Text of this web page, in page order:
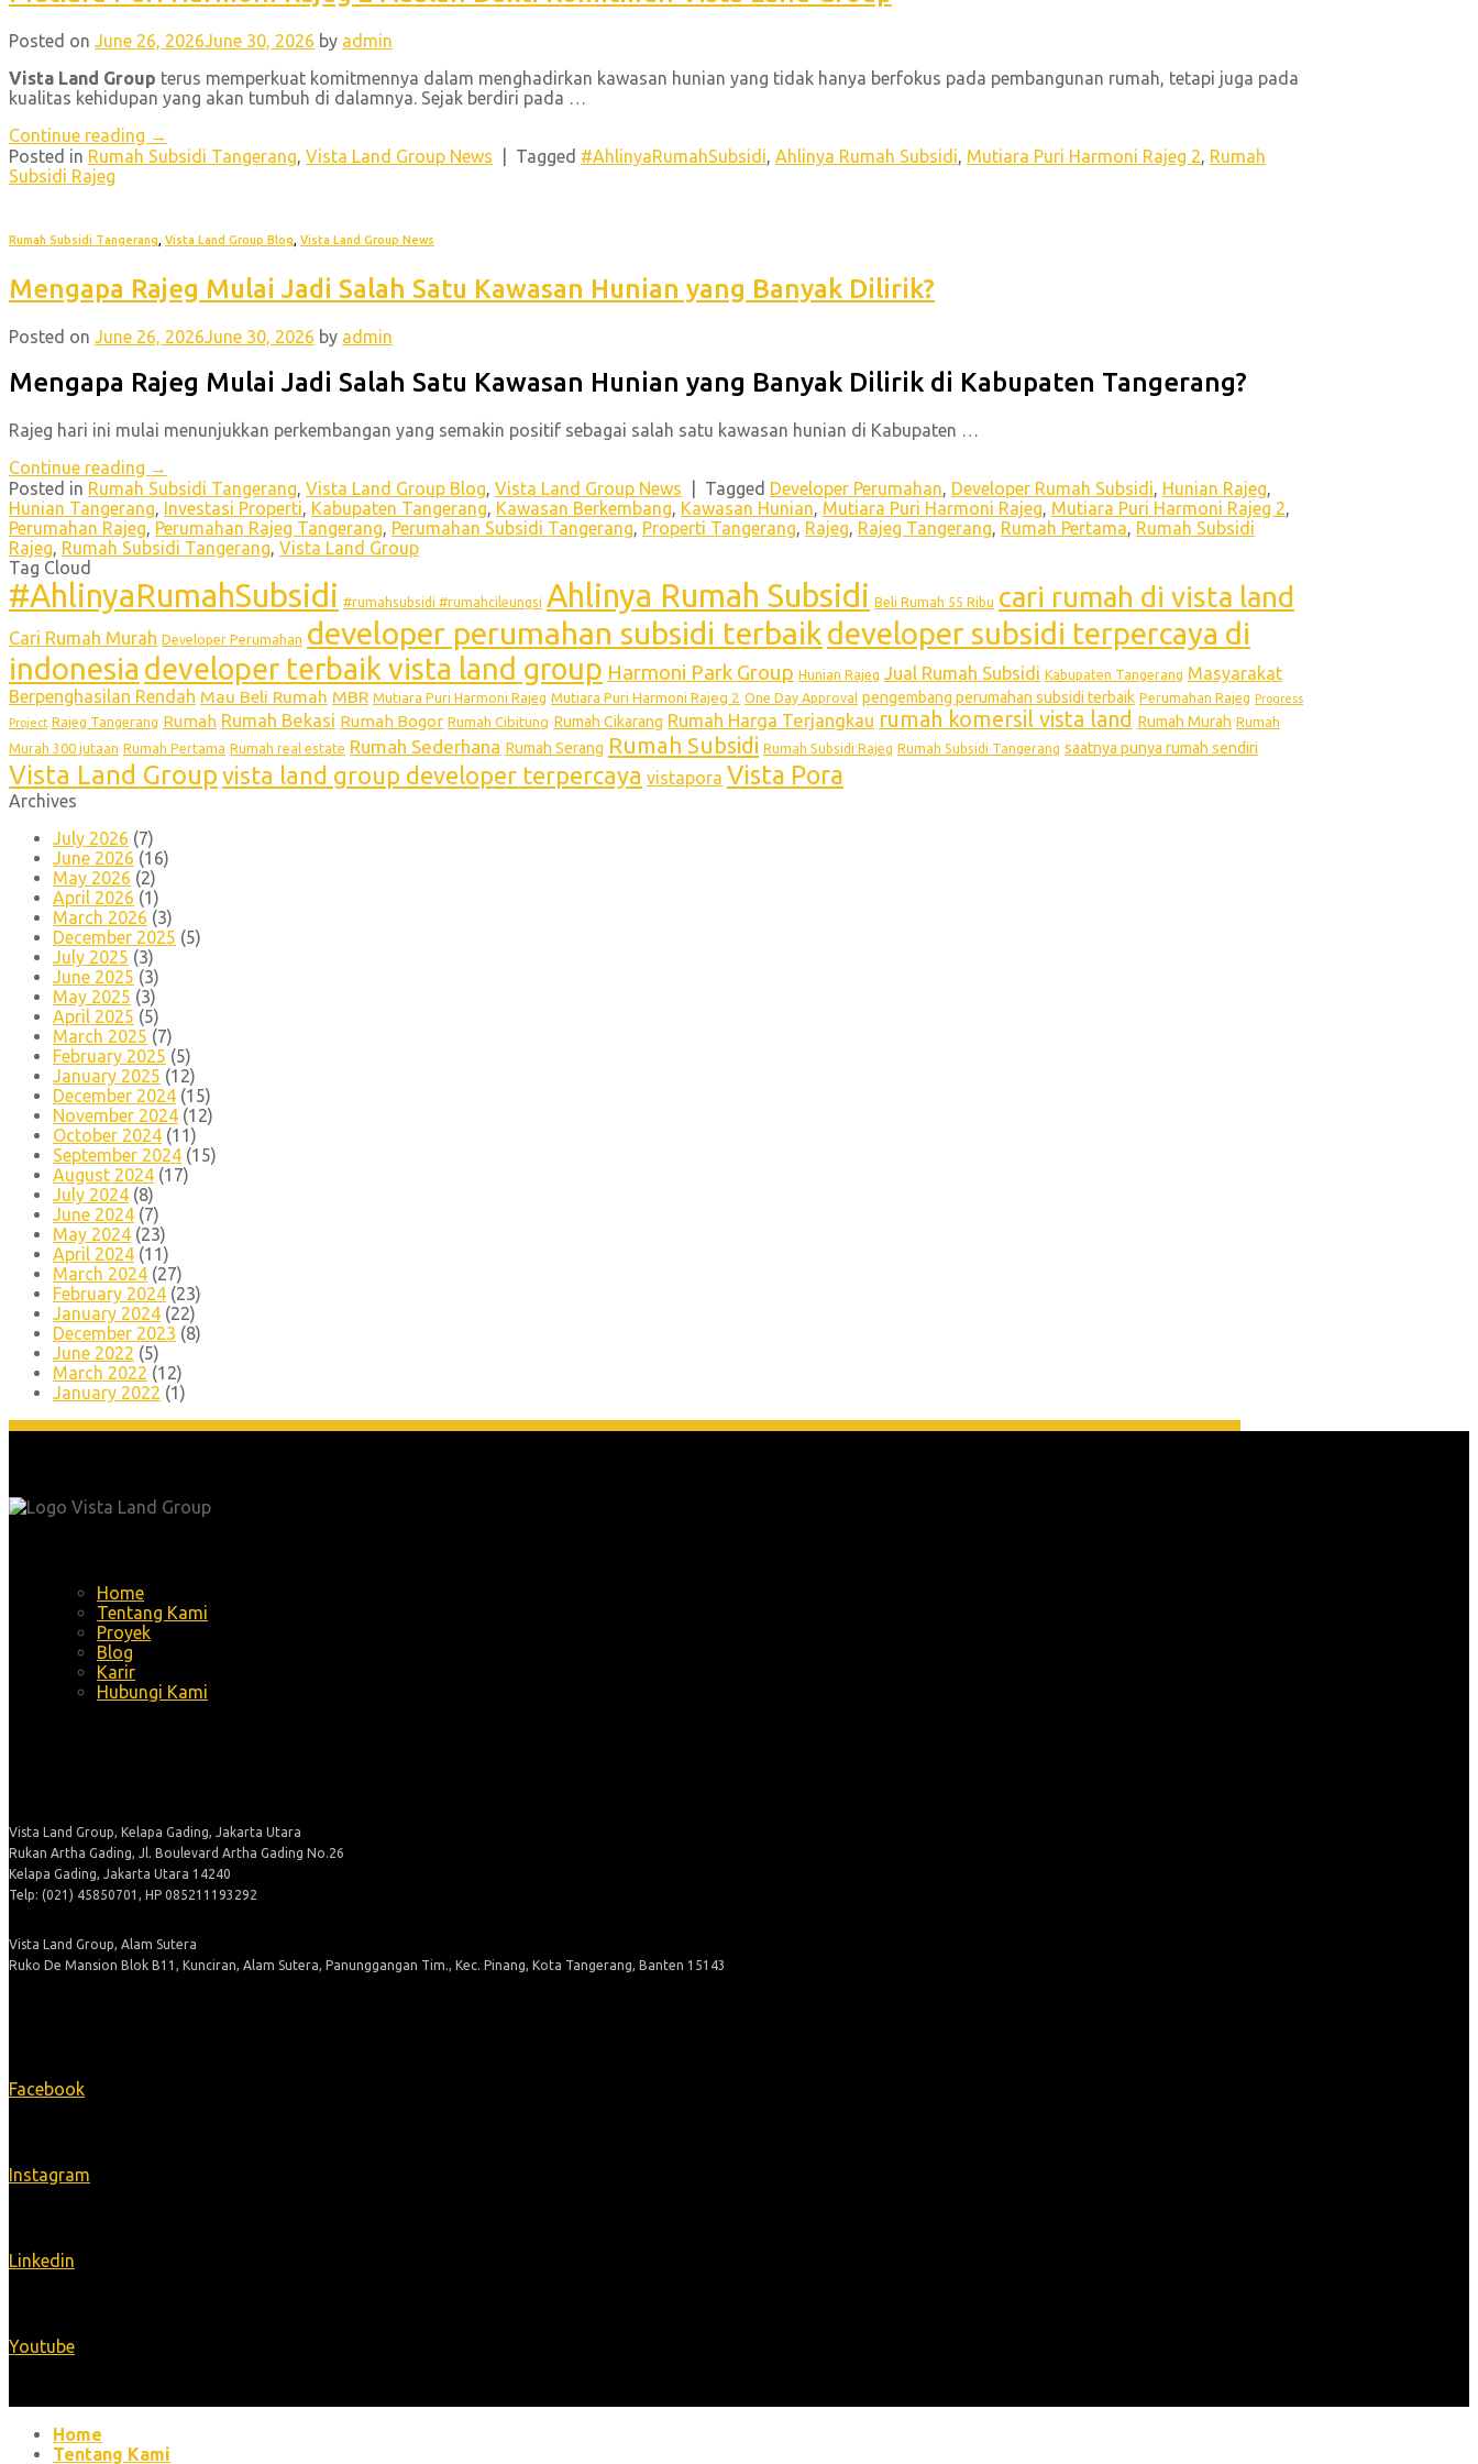
Posted on June 26, 2026June 30, 2026 by admin
Vista Land Group terus memperkuat komitmennya dalam menghadirkan kawasan hunian yang tidak hanya berfokus pada pembangunan rumah, tetapi juga pada
kualitas kehidupan yang akan tumbuh di dalamnya. Sejak berdiri pada …
Continue reading →
Posted in Rumah Subsidi Tangerang, Vista Land Group News Tagged #AhlinyaRumahSubsidi, Ahlinya Rumah Subsidi, Mutiara Puri Harmoni Rajeg 2, Rumah
Subsidi Rajeg
Rumah Subsidi Tangerang Vista Land Group Blog Vista Land Group News
Mengapa Rajeg Mulai Jadi Salah Satu Kawasan Hunian yang Banyak Dilirik?
Posted on June 26, 2026 June 30, 2026 by admin
Mengapa Rajeg Mulai Jadi Salah Satu Kawasan Hunian yang Banyak Dilirik di Kabupaten Tangerang?
Rajeg hari ini mulai menunjukkan perkembangan yang semakin positif sebagai salah satu kawasan hunian di Kabupaten …
Continue reading →
Posted in Rumah Subsidi Tangerang, Vista Land Group Blog, Vista Land Group News Tagged Developer Perumahan, Developer Rumah Subsidi, Hunian Rajeg,
Hunian Tangerang, Investasi Properti, Kabupaten Tangerang, Kawasan Berkembang, Kawasan Hunian, Mutiara Puri Harmoni Rajeg, Mutiara Puri Harmoni Rajeg 2,
Perumahan Rajeg, Perumahan Rajeg Tangerang, Perumahan Subsidi Tangerang, Properti Tangerang, Rajeg, Rajeg Tangerang, Rumah Pertama, Rumah Subsidi
Rajeg, Rumah Subsidi Tangerang, Vista Land Group
Tag Cloud
#AhlinyaRumahSubsidi #rumahsubsidi #rumahcileungsi Ahlinya Rumah Subsidi Beli Rumah 55 Ribu cari rumah di vista land
Cari Rumah Murah Developer Perumahan developer perumahan subsidi terbaikdeveloper subsidi terpercaya di
indonesia developer terbaik vista land group Harmoni Park Group Hunian Rajeg Jual Rumah Subsidi Kabupaten Tangerang Masyarakat
Berpenghasilan Rendah Mau Beli Rumah MBR Mutiara Puri Harmoni Rajeg Mutiara Puri Harmoni Rajeg 2 One Day Approval pengembang perumahan subsidi terbaik Perumahan Rajeg Progress
Project Rajeg Tangerang Rumah Rumah Bekasi Rumah Bogor Rumah Cibitung Rumah Cikarang Rumah Harga Terjangkau rumah komersil vista land Rumah Murah Rumah
Murah 300 jutaan Rumah Pertama Rumah real estate Rumah Sederhana Rumah Serang Rumah Subsidi Rumah Subsidi Rajeg Rumah Subsidi Tangerang saatnya punya rumah sendiri
Vista Land Group vista land group developer terpercaya vistapora Vista Pora
Archives
July 2026 (7)
June 2026 (16)
May 2026 (2)
April 2026 (1)
March 2026 (3)
December 2025 (5)
July 2025 (3)
June 2025 (3)
May 2025 (3)
April 2025 (5)
March 2025 (7)
February 2025 (5)
January 2025 (12)
December 2024 (15)
November 2024 (12)
October 2024 (11)
September 2024 (15)
August 2024 (17)
July 2024 (8)
June 2024 (7)
May 2024 (23)
April 2024 (11)
March 2024 (27)
February 2024 (23)
January 2024 (22)
December 2023 (8)
June 2022 (5)
March 2022 (12)
January 2022 (1)
Home
Tentang Kami
Proyek
Blog
Karir
Hubungi Kami
Vista Land Group, Kelapa Gading, Jakarta Utara
Rukan Artha Gading, Jl. Boulevard Artha Gading No.26
Kelapa Gading, Jakarta Utara 14240
Telp: (021) 45850701, HP 085211193292
Vista Land Group, Alam Sutera
Ruko De Mansion Blok B11, Kunciran, Alam Sutera, Panunggangan Tim., Kec. Pinang, Kota Tangerang, Banten 15143
Facebook
Instagram
Linkedin
Youtube
Home
Tentang Kami